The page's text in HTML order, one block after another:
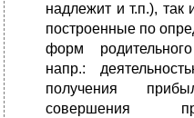
надлежит и т.п.), так
построенные по
форм
напр.:
получения
совершения